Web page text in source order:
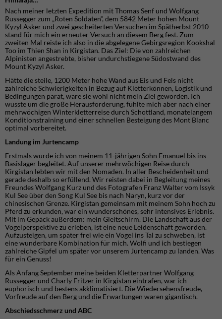
Nach meiner letzten Expedition mit Thomas Senf und Wolfgang
Russegger zum „Roten Soldaten“, dem 5842 Meter hohen Mount
Kyzyl Asker und zwei gescheiterten Versuchen im Spätherbst 2010
stand für mich ein erneuter Versuch an diesem Berg fest. Zum
zweiten Mal reiste ich also in die abgelegene Gebirgsregion Kookshal
Too im Thien Shan in Kirgistan. Das Ziel: Die von zahlreichen
Alpinisten angestrebte, bisher undurchstiegene Südostwand des
Mount Kyzyl Asker.
Hätte die steile, 1200 Meter hohe Wand aus Eis und Fels nicht
zahlreiche Schwierigkeiten in Bezug auf Kletterkönnen, Logistik und
Bedingungen parat, wäre sie wohl nicht mein Ziel geworden. Ich
wusste um die große Herausforderung, fühlte mich aber nach einer
mehrwöchigen Winterkletterreise durch Schottland, monatelangem
Konditionstraining und einer schnellen Besteigung des Mont Blanc
optimal vorbereitet.
Landung im Jurtencamp
Erstmals wurde ich von meinem 11-jährigen Sohn Emanuel bis ins
Basislager begleitet. Auf unserer mehrwöchigen Reise durch
Kirgistan lebten wir mit den Nomaden. In aller Bescheidenheit und
gerade deshalb so erfüllend. Wir reisten dabei in Begleitung meines
Freundes Wolfgang Kurz und des Fotografen Franz Walter vom Issyk
Kul See über den Song Kul See bis nach Naryn, kurz vor der
chinesischen Grenze. Kirgistan gemeinsam mit meinem Sohn hoch zu
Pferd zu erkunden, war ein wunderschönes, sehr intensives Erlebnis.
Mit im Gepäck außerdem: mein Gleitschirm. Die Landschaft aus der
Vogelperspektive zu erleben, ist eine neue Leidenschaft geworden.
Aufzusteigen, um später frei wie ein Vogel ins Tal zu schweben, ist
eine wunderbare Kombination für mich. Wolfi und ich bestiegen
zahlreiche Gipfel um später vor unserem Jurtencamp zu landen. Was
für ein Genuss!
Als Anfang September meine beiden Kletterpartner Wolfgang
Russegger und Charly Fritzer in Kirgistan eintrafen, war ich
euphorisch und bestens akklimatisiert. Die Wiedersehensfreude,
Vorfreude auf den Berg und die Erwartungen waren gigantisch.
Abschiedsschmerz und ABC